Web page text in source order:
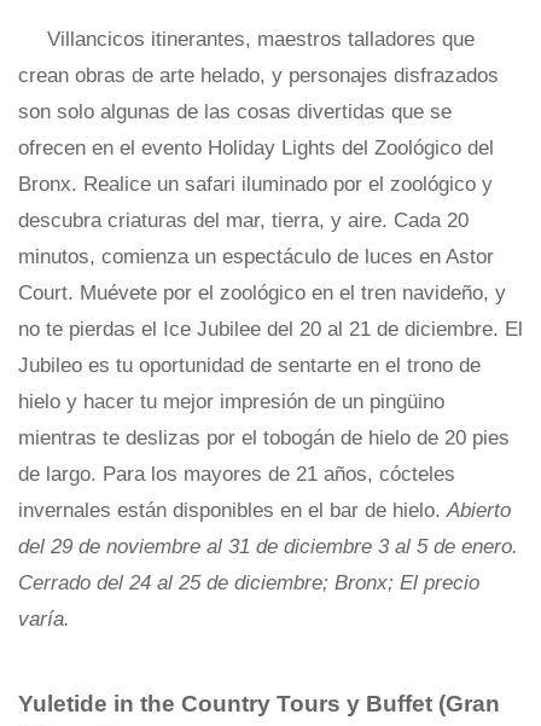
Villancicos itinerantes, maestros talladores que
crean obras de arte helado, y personajes disfrazados
son solo algunas de las cosas divertidas que se
ofrecen en el evento Holiday Lights del Zoológico del
Bronx. Realice un safari iluminado por el zoológico y
descubra criaturas del mar, tierra, y aire. Cada 20
minutos, comienza un espectáculo de luces en Astor
Court. Muévete por el zoológico en el tren navideño, y
no te pierdas el Ice Jubilee del 20 al 21 de diciembre. El
Jubileo es tu oportunidad de sentarte en el trono de
hielo y hacer tu mejor impresión de un pingüino
mientras te deslizas por el tobogán de hielo de 20 pies
de largo. Para los mayores de 21 años, cócteles
invernales están disponibles en el bar de hielo.Abierto
del 29 de noviembre al 31 de diciembre 3 al 5 de enero.
Cerrado del 24 al 25 de diciembre; Bronx; El precio
varía.
Yuletide in the Country Tours y Buffet (Gran